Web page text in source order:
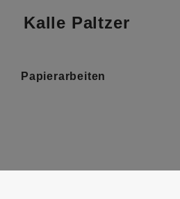
Kalle Paltzer
Papierarbeiten